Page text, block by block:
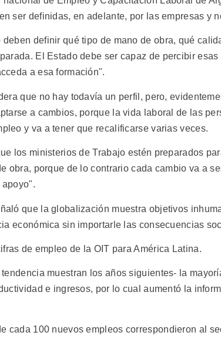
ser definidas, en adelante, por las empresas y
definir qué tipo de mano de obra, qué
El Estado debe ser capaz de percibir
a esa formación".
que no hay todavía un perfil, pero,
a cambios, porque la vida laboral de las
y va a tener que recalificarse varias veces.
los ministerios de Trabajo estén preparados
obra, porque de lo contrario cada cambio va a
que la globalización muestra objetivos
económica sin importarle las consecuencias
de empleo de la OIT para América Latina.
muestran los años siguientes- la
e ingresos, por lo cual aumentó la
cada 100 nuevos empleos correspondieron al